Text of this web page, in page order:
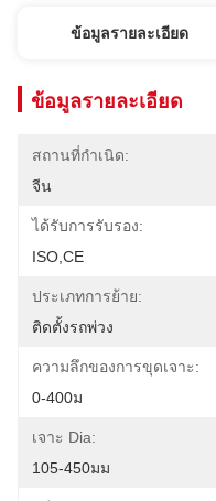
ข้อมูลรายละเอียด
ข้อมูลรายละเอียด
สถานที่กำเนิด:
จีน
ได้รับการรับรอง:
ISO,CE
ประเภทการย้าย:
ติดตั้งรถพ่วง
ความลึกของการขุดเจาะ:
0-400ม
เจาะ Dia:
105-450มม